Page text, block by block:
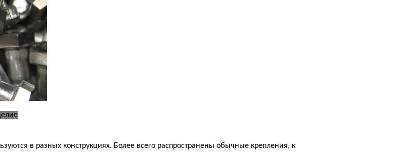
в разных конструкциях. Более всего распространены обычные крепления, к